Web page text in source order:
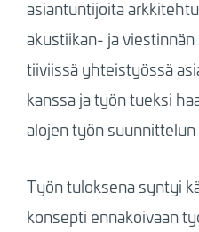
asiantuntijoita
akustiikan- ja
tiiviissä yhteistyössä
kanssa ja työn tueksi
alojen työn
Työn tuloksena syntyi
konsepti ennakoivaan